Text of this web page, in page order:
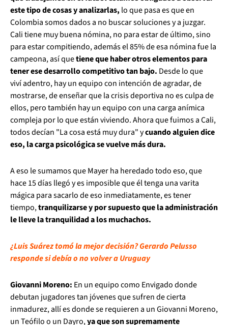
este tipo de cosas y analizarlas, lo que pasa es que en
Colombia somos dados a no buscar soluciones y a juzgar.
Cali tiene muy buena nómina, no para estar de último, sino
para estar compitiendo, además el 85% de esa nómina fue la
campeona, así quetiene que haber otros elementos para
tener ese desarrollo competitivo tan bajo. Desde lo que
viví adentro, hay un equipo con intención de agradar, de
mostrarse, de enseñar que la crisis deportiva no es culpa de
ellos, pero también hay un equipo con una carga anímica
compleja por lo que están viviendo. Ahora que fuimos a Cali,
todos decían "La cosa está muy dura" ycuando alguien dice
eso, la carga psicológica se vuelve más dura.
A eso le sumamos que Mayer ha heredado todo eso, que
hace 15 días llegó y es imposible que él tenga una varita
mágica para sacarlo de eso inmediatamente, es tener
tiempo,tranquilizarse y por supuesto que la administración
le lleve la tranquilidad a los muchachos.
¿Luis Suárez tomó la mejor decisión? Gerardo Pelusso
responde si debía o no volver a Uruguay
Giovanni Moreno: En un equipo como Envigado donde
debutan jugadores tan jóvenes que sufren de cierta
inmadurez, allí es donde se requieren a un Giovanni Moreno,
un Teófilo o un Dayro,ya que son supremamente